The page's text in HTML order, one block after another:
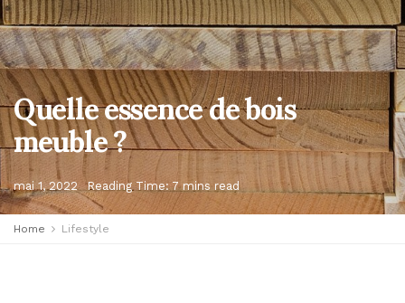
Quelle essence de bois
meuble ?
mai 1, 2022 Reading Time: 7 mins read
Home Lifestyle